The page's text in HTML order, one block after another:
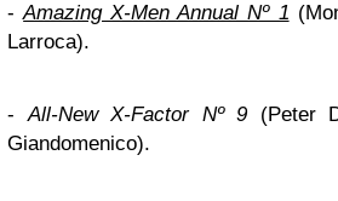
-Amazing X-Men Annual Nº 1
Larroca).
-All-New X-Factor Nº 9 (Peter
Giandomenico).